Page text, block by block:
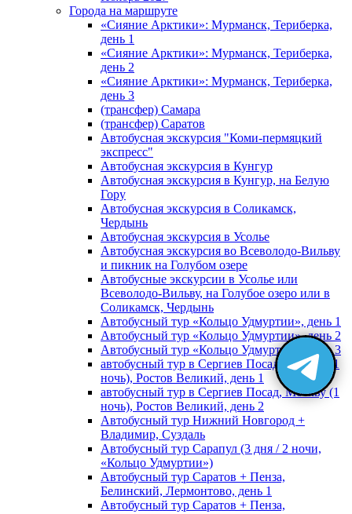
Города на маршруте
«Сияние Арктики»: Мурманск, Териберка,
день 1
«Сияние Арктики»: Мурманск, Териберка,
день 2
«Сияние Арктики»: Мурманск, Териберка,
день 3
(трансфер) Самара
(трансфер) Саратов
Автобусная экскурсия "Коми-пермяцкий
экспресс"
Автобусная экскурсия в Кунгур
Автобусная экскурсия в Кунгур, на Белую
Гору
Автобусная экскурсия в Соликамск,
Чердынь
Автобусная экскурсия в Усолье
Автобусная экскурсия во Всеволодо-Вильву
и пикник на Голубом озере
Автобусные экскурсии в Усолье или
Всеволодо-Вильву, на Голубое озеро или в
Соликамск, Чердынь
Автобусный тур «Кольцо Удмуртии», день 1
Автобусный тур «Кольцо Удмуртии», день 2
Автобусный тур «Кольцо Удмуртии», день 3
автобусный тур в Сергиев Посад, Москву (1
ночь), Ростов Великий, день 1
автобусный тур в Сергиев Посад, Москву (1
ночь), Ростов Великий, день 2
Автобусный тур Нижний Новгород +
Владимир, Суздаль
Автобусный тур Сарапул (3 дня / 2 ночи,
«Кольцо Удмуртии»)
Автобусный тур Саратов + Пенза,
Белинский, Лермонтово, день 1
Автобусный тур Саратов + Пенза,